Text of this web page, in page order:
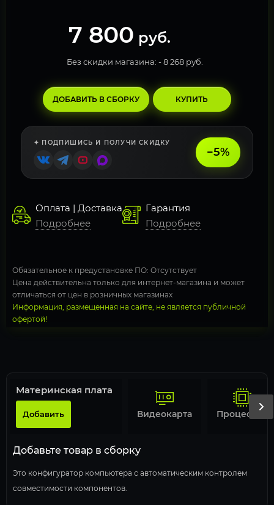
7 800 руб.
Без скидки магазина: -8 268 руб.
ДОБАВИТЬ В СБОРКУ КУПИТЬ
✦ ПОДПИШИСЬ И ПОЛУЧИ СКИДКУ
−5%
Оплата | Доставка
Подробнее
Гарантия
Подробнее
Обязательное к предустановке ПО: Отсутствует
Цена действительна только для интернет-магазина и может
отличаться от цен в розничных магазинах
Информация, размещенная на сайте, не является публичной
офертой!
Добавьте товар в сборку
Это конфигуратор компьютера с автоматическим контролем
совместимости компонентов.
Материнская плата
Добавить Видеокарта Процессор